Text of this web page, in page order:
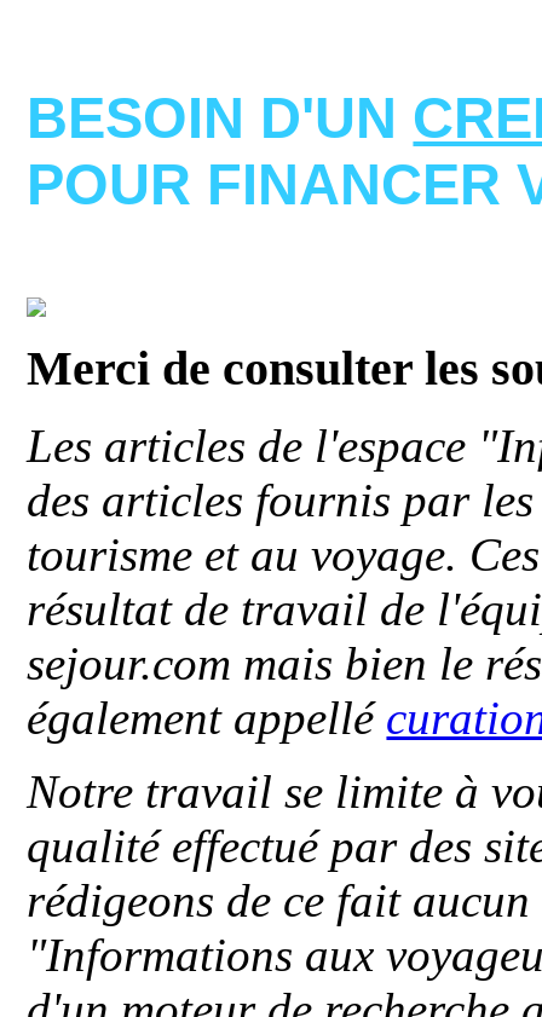
BESOIN D'UN
POUR FINANCER
Merci de consulter les
Les articles de l'espace
des articles fournis par
tourisme et au voyage.
résultat de travail de
sejour.com mais bien le
également appellé
Notre travail se limite à
qualité effectué par des
rédigeons de ce fait
"Informations aux